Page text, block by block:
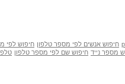
חיפוש אנשים לפי מספר טלפון חיפוש לפי
מספר נייד חיפוש שם לפי מספר טלפון